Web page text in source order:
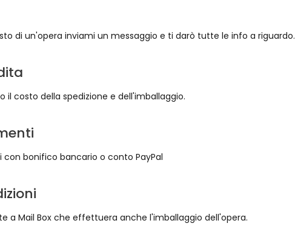
di un'opera inviami un messaggio e ti darò tutte le info a riguardo.
il costo della spedizione e dell'imballaggio.
bonifico bancario o conto PayPal
a Mail Box che effettuera anche l'imballaggio dell'opera.